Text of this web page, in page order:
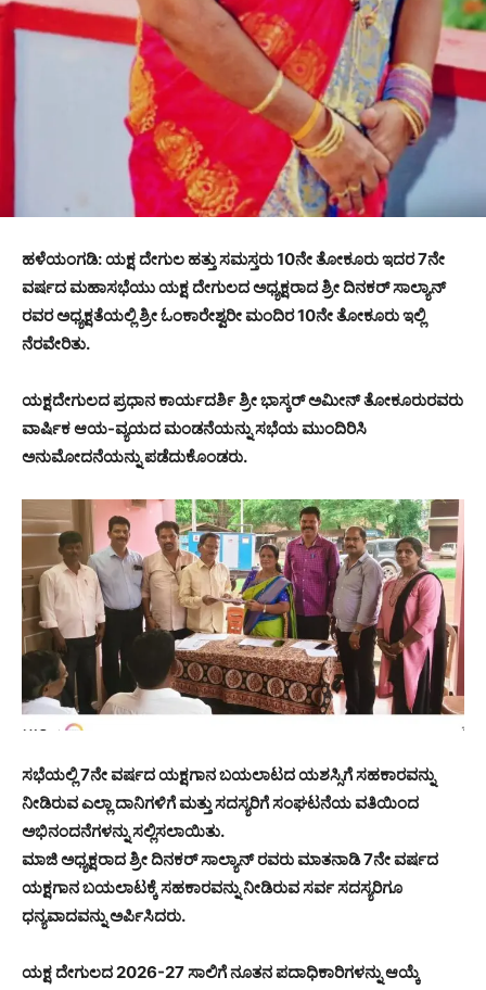
ಹಳೆಯಂಗಡಿ: ಯಕ್ಷ ದೇಗುಲ ಹತ್ತು ಸಮಸ್ತರು 10ನೇ ತೋಕೂರು ಇದರ 7ನೇ
ವರ್ಷದ ಮಹಾಸಭೆಯು ಯಕ್ಷ ದೇಗುಲದ ಅಧ್ಯಕ್ಷರಾದ ಶ್ರೀ ದಿನಕರ್ ಸಾಲ್ಯಾನ್
ರವರ ಅಧ್ಯಕ್ಷತೆಯಲ್ಲಿ ಶ್ರೀ ಓಂಕಾರೇಶ್ವರೀ ಮಂದಿರ 10ನೇ ತೋಕೂರು ಇಲ್ಲಿ
ನೆರವೇರಿತು.
ಯಕ್ಷದೇಗುಲದ ಪ್ರಧಾನ ಕಾರ್ಯದರ್ಶಿ ಶ್ರೀ ಭಾಸ್ಕರ್ ಅಮೀನ್ ತೋಕೂರುರವರು
ವಾರ್ಷಿಕ ಆಯ-ವ್ಯಯದ ಮಂಡನೆಯನ್ನು ಸಭೆಯ ಮುಂದಿರಿಸಿ
ಅನುಮೋದನೆಯನ್ನು ಪಡೆದುಕೊಂಡರು.
ಸಭೆಯಲ್ಲಿ 7ನೇ ವರ್ಷದ ಯಕ್ಷಗಾನ ಬಯಲಾಟದ ಯಶಸ್ಸಿಗೆ ಸಹಕಾರವನ್ನು
ನೀಡಿರುವ ಎಲ್ಲಾ ದಾನಿಗಳಿಗೆ ಮತ್ತು ಸದಸ್ಯರಿಗೆ ಸಂಘಟನೆಯ ವತಿಯಿಂದ
ಅಭಿನಂದನೆಗಳನ್ನು ಸಲ್ಲಿಸಲಾಯಿತು.
ಮಾಜಿ ಅಧ್ಯಕ್ಷರಾದ ಶ್ರೀ ದಿನಕರ್ ಸಾಲ್ಯಾನ್ ರವರು ಮಾತನಾಡಿ 7ನೇ ವರ್ಷದ
ಯಕ್ಷಗಾನ ಬಯಲಾಟಕ್ಕೆ ಸಹಕಾರವನ್ನು ನೀಡಿರುವ ಸರ್ವ ಸದಸ್ಯರಿಗೂ
ಧನ್ಯವಾದವನ್ನು ಅರ್ಪಿಸಿದರು.
ಯಕ್ಷ ದೇಗುಲದ 2026-27 ಸಾಲಿಗೆ ನೂತನ ಪದಾಧಿಕಾರಿಗಳನ್ನು ಆಯ್ಕೆ